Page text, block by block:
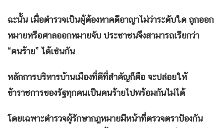
ฉะนั้น เมื่อตำรวจเป็นผู้ต้องหาคดีอาญาไม่ว่าระดับใด ถูกออก
หมายหรือศาลออกหมายจับ ประชาชนจึงสามารถเรียกว่า
“คนร้าย” ได้เช่นกัน
หลักการบริหารบ้านเมืองที่ดีที่สำคัญก็คือ จะปล่อยให้
ข้าราชการของรัฐทุกคนเป็นคนร้ายไปพร้อมกันไม่ได้
โดยเฉพาะตำรวจผู้รักษากฎหมายมีหน้าที่ตรวจตราป้องกัน